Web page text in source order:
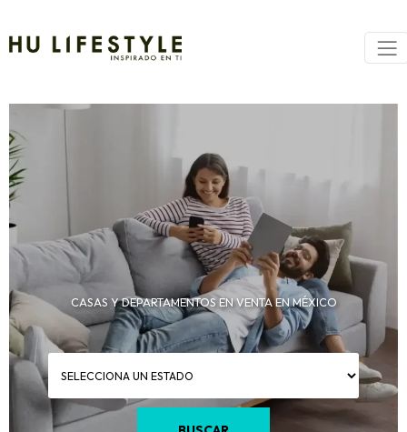
CASAS Y DEPARTAMENTOS EN VENTA EN MÉXICO